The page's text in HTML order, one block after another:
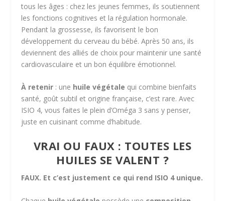
tous les âges : chez les jeunes femmes, ils soutiennent
les fonctions cognitives et la régulation hormonale.
Pendant la grossesse, ils favorisent le bon
développement du cerveau du bébé. Après 50 ans, ils
deviennent des alliés de choix pour maintenir une santé
cardiovasculaire et un bon équilibre émotionnel.
À retenir : une huile végétale qui combine bienfaits
santé, goût subtil et origine française, c’est rare. Avec
ISIO 4, vous faites le plein d’Oméga 3 sans y penser,
juste en cuisinant comme d’habitude.
VRAI OU FAUX : TOUTES LES
HUILES SE VALENT ?
FAUX. Et c’est justement ce qui rend ISIO 4 unique.